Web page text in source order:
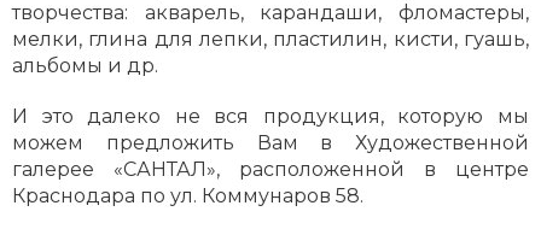
творчества: акварель, карандаши, фломастеры,
мелки, глина для лепки, пластилин, кисти, гуашь,
альбомы и др.
И это далеко не вся продукция, которую мы
можем предложить Вам в Художественной
галерее «САНТАЛ», расположенной в центре
Краснодара по ул. Коммунаров 58.